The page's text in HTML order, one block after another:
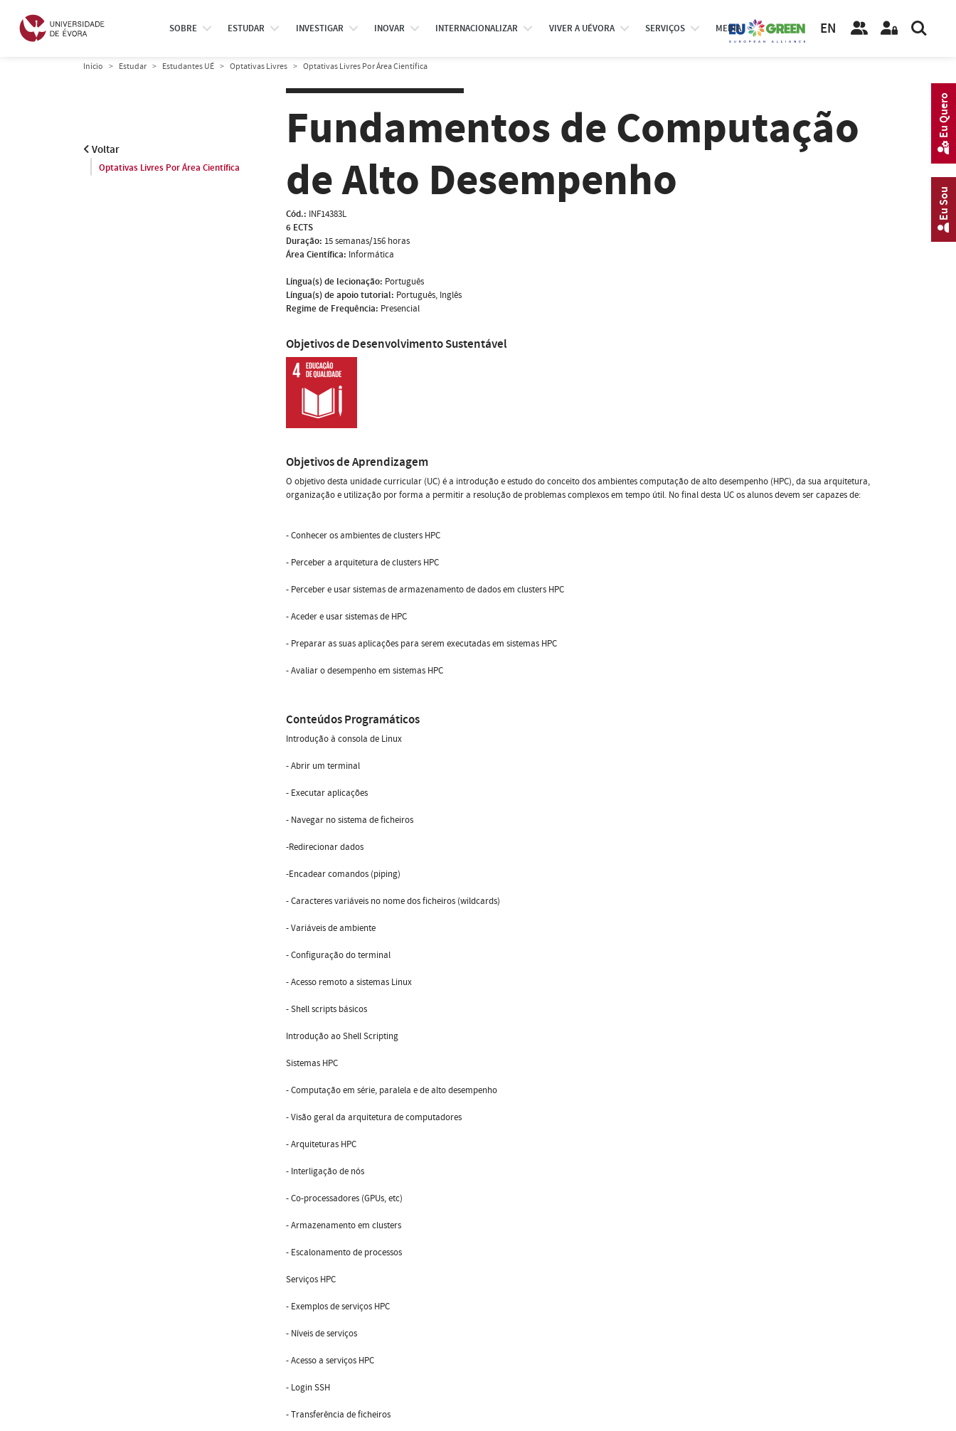
SOBRE ESTUDAR INVESTIGAR INOVAR INTERNACIONALIZAR VIVER A UÉVORA SERVIÇOS MEDIA EN
Início Estudar Estudantes UÉ Optativas Livres Optativas Livres Por Área Científica
Voltar
Optativas Livres Por Área Científica
Fundamentos de Computação
de Alto Desempenho
Cód.: INF14383L
6 ECTS
Duração: 15 semanas/156 horas
Área Científica: Informática
Língua(s) de lecionação: Português
Língua(s) de apoio tutorial: Português, Inglês
Regime de Frequência: Presencial
Objetivos de Desenvolvimento Sustentável
Objetivos de Aprendizagem
O objetivo desta unidade curricular (UC) é a introdução e estudo do conceito dos ambientes computação de alto desempenho (HPC), da sua arquitetura,
organização e utilização por forma a permitir a resolução de problemas complexos em tempo útil. No final desta UC os alunos devem ser capazes de:
- Conhecer os ambientes de clusters HPC
- Perceber a arquitetura de clusters HPC
- Perceber e usar sistemas de armazenamento de dados em clusters HPC
- Aceder e usar sistemas de HPC
- Preparar as suas aplicações para serem executadas em sistemas HPC
- Avaliar o desempenho em sistemas HPC
Conteúdos Programáticos
Introdução à consola de Linux
- Abrir um terminal
- Executar aplicações
- Navegar no sistema de ficheiros
-Redirecionar dados
-Encadear comandos (piping)
- Caracteres variáveis no nome dos ficheiros (wildcards)
- Variáveis de ambiente
- Configuração do terminal
- Acesso remoto a sistemas Linux
- Shell scripts básicos
Introdução ao Shell Scripting
Sistemas HPC
- Computação em série, paralela e de alto desempenho
- Visão geral da arquitetura de computadores
- Arquiteturas HPC
- Interligação de nós
- Co-processadores (GPUs, etc)
- Armazenamento em clusters
- Escalonamento de processos
Serviços HPC
- Exemplos de serviços HPC
- Níveis de serviços
- Acesso a serviços HPC
- Login SSH
- Transferência de ficheiros
Eu Sou
Eu Quero